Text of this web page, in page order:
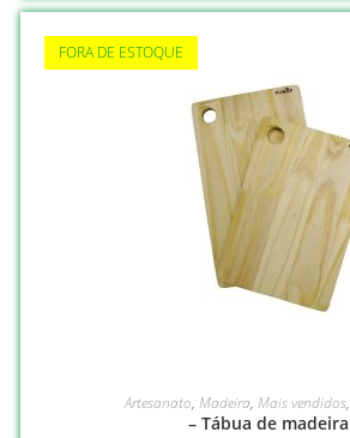
FORA DE ESTOQUE
VER OPÇÕES
Artesanato, Madeira, Mais vendidos,
– Tábua de madeira